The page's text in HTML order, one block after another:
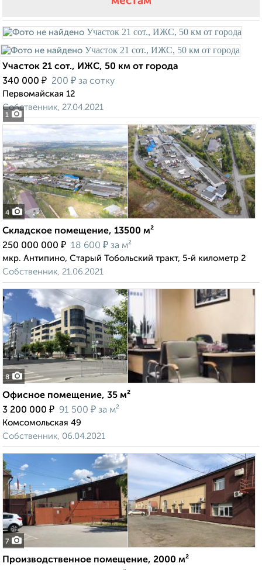
1
Участок 21 сот., ИЖС, 50 км от города
340 000 ₽ 200 ₽ за сотку
Первомайская 12
Собственник, 27.04.2021
4
Складское помещение, 13500 м²
250 000 000 ₽ 18 600 ₽ за м²
мкр. Антипино, Старый Тобольский тракт, 5-й километр 2
Собственник, 21.06.2021
8
Офисное помещение, 35 м²
3 200 000 ₽ 91 500 ₽ за м²
Комсомольская 49
Собственник, 06.04.2021
7
Производственное помещение, 2000 м²